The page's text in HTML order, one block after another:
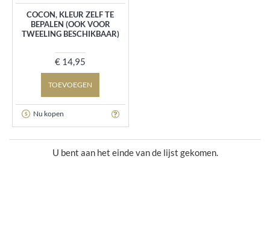
COCON, KLEUR ZELF TE
BEPALEN (OOK VOOR
TWEELING BESCHIKBAAR)
€ 14,95
TOEVOEGEN
Nu kopen
U bent aan het einde van de lijst gekomen.